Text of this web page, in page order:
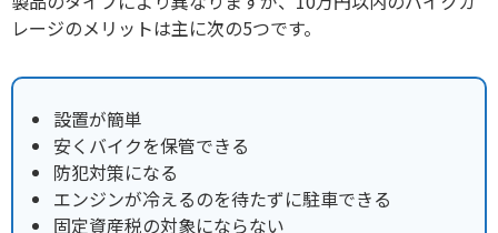
レージのメリットは主に次の5つです。
設置が簡単
安くバイクを保管できる
防犯対策になる
エンジンが冷えるのを待たずに駐車できる
固定資産税の対象にならない